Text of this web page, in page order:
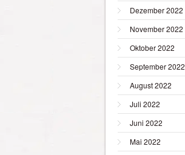
Dezember 2022
November 2022
Oktober 2022
September 2022
August 2022
Juli 2022
Juni 2022
Mai 2022